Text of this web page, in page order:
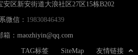
区新安街道大浪社区27区15栋B202
微信： 19830846439
箱：maozhiyin@qq.com
友情链接
SiteMap
TAG标签